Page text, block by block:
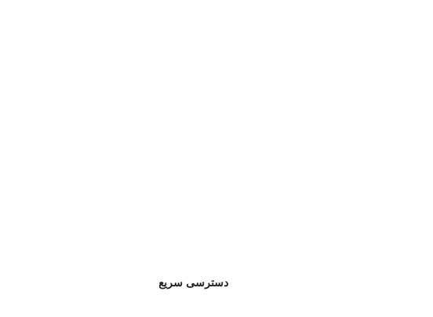
دسترسی سریع